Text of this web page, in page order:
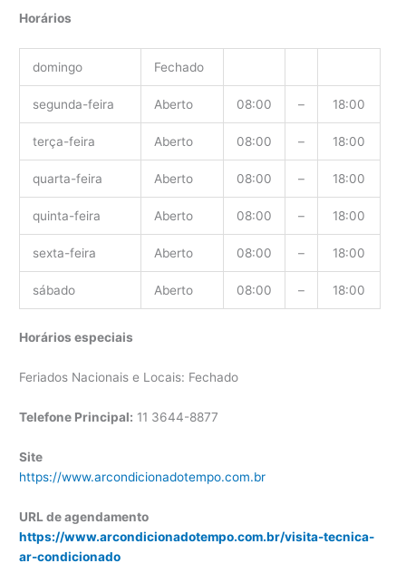
Horários
domingo Fechado
segunda-feira Aberto 08:00 – 18:00
terça-feira Aberto 08:00 – 18:00
quarta-feira Aberto 08:00 – 18:00
quinta-feira Aberto 08:00 – 18:00
sexta-feira Aberto 08:00 – 18:00
sábado Aberto 08:00 – 18:00
Horários especiais
Feriados Nacionais e Locais: Fechado
Telefone Principal: 11 3644-8877
Site
https://www.arcondicionadotempo.com.br
URL de agendamento
https://www.arcondicionadotempo.com.br/visita-tecnica-
ar-condicionado